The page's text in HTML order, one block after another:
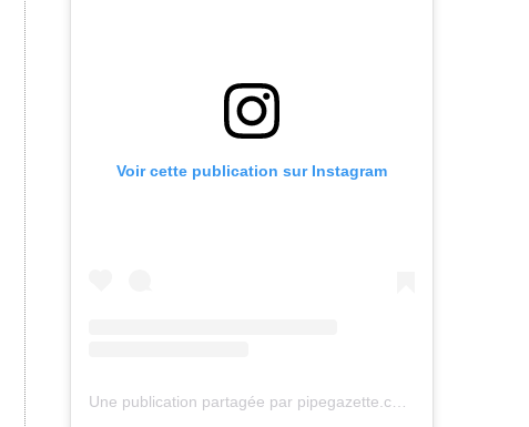
Voir cette publication sur Instagram
Une publication partagée par pipegazette.com (@pipegazette)